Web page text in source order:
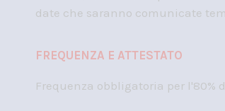
date che saranno comunicate
FREQUENZA E ATTESTATO
Frequenza obbligatoria per